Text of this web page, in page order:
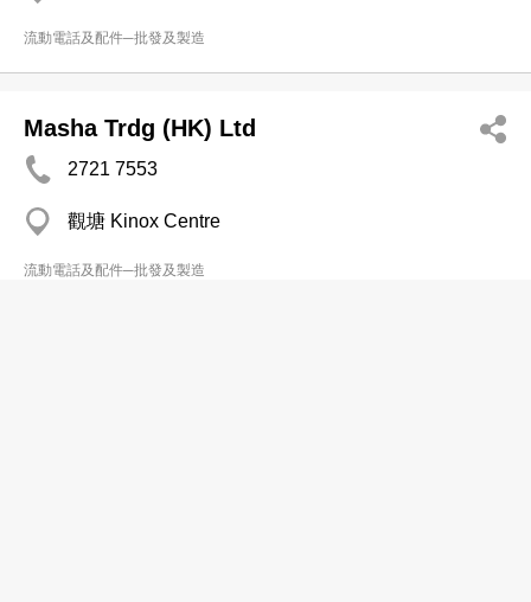
流動電話及配件─批發及製造
Masha Trdg (HK) Ltd
2721 7553
觀塘 Kinox Centre
流動電話及配件─批發及製造